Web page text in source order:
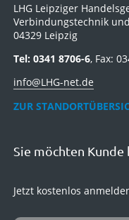
LHG Leipziger
Verbindungstechnik
04329 Leipzig
Tel: 0341 8706-6, Fax:
info@LHG-net.de
ZUR
Sie möchten Kunde
Jetzt kostenlos